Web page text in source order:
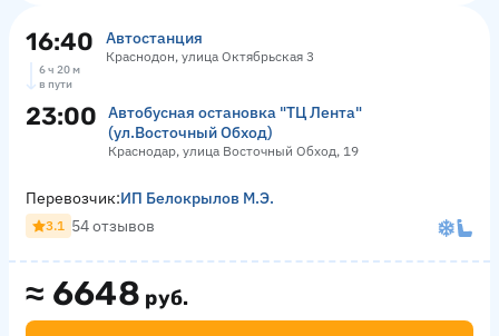
16:40 Автостанция
Краснодон, улица Октябрьская 3
6 ч 20 м
в пути
23:00
Автобусная остановка "ТЦ Лента"
(ул.Восточный Обход)
Краснодар, улица Восточный Обход, 19
≈ 6648 руб.
Перевозчик:ИП Белокрылов М.Э.
3.1 54 отзывов